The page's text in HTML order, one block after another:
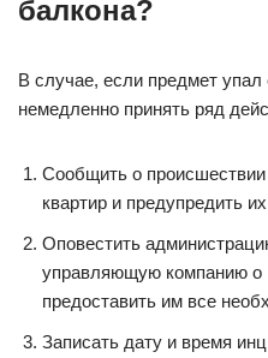
балкона?
В случае, если предмет
немедленно принять ряд
Сообщить о
квартир и предупредить
Оповестить
управляющую компанию
предоставить им все
Записать дату и время